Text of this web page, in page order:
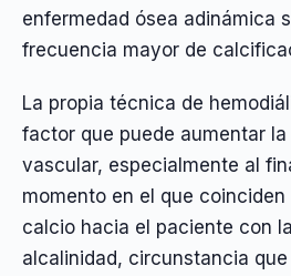
enfermedad ósea adinámica
frecuencia mayor de
La propia técnica de
factor que puede aumentar
vascular, especialmente al
momento en el que
calcio hacia el paciente con
alcalinidad, circunstancia